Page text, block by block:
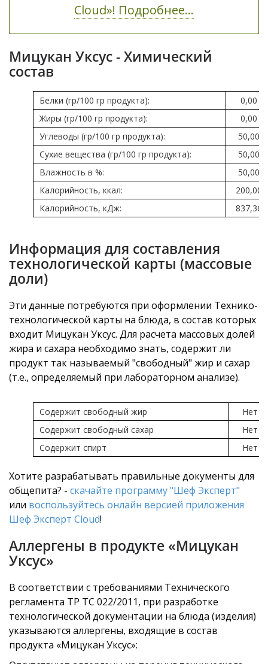
Cloud»! Подробнее...
Мицукан Уксус - Химический
состав
Белки (гр/100 гр продукта):
0,00
Жиры (гр/100 гр продукта):
0,00
Углеводы (гр/100 гр продукта):
50,00
Сухие вещества (гр/100 гр продукта):
50,00
Влажность в %:
50,00
Калорийность, ккал:
200,00
Калорийность, кДж:
837,36
Информация для составления
технологической карты (массовые
доли)
Эти данные потребуются при оформлении Технико-
технологической карты на блюда, в состав которых
входит Мицукан Уксус. Для расчета массовых долей
жира и сахара необходимо знать, содержит ли
продукт так называемый "свободный" жир и сахар
(т.е., определяемый при лабораторном анализе).
Содержит свободный жир
Нет
Содержит свободный сахар
Нет
Содержит спирт
Нет
Хотите разрабатывать правильные документы для
общепита? - скачайте программу "Шеф Эксперт"
или воспользуйтесь онлайн версией приложения
Шеф Эксперт Cloud!
Аллергены в продукте «Мицукан
Уксус»
В соответствии с требованиями Технического
регламента ТР ТС 022/2011, при разработке
технологической документации на блюда (изделия)
указываются аллергены, входящие в состав
продукта «Мицукан Уксус»: